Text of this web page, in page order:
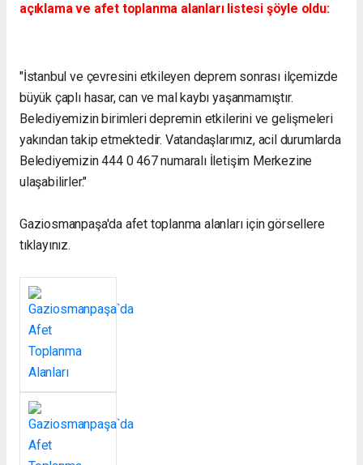
açıklama ve afet toplanma alanları listesi şöyle oldu:
"İstanbul ve çevresini etkileyen deprem sonrası ilçemizde
büyük çaplı hasar, can ve mal kaybı yaşanmamıştır.
Belediyemizin birimleri depremin etkilerini ve gelişmeleri
yakından takip etmektedir. Vatandaşlarımız, acil durumlarda
Belediyemizin 444 0 467 numaralı İletişim Merkezine
ulaşabilirler."
Gaziosmanpaşa'da afet toplanma alanları için görsellere
tıklayınız.